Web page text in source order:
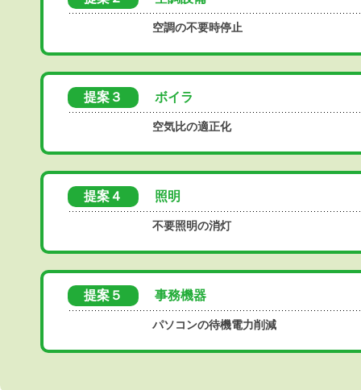
空調の不要時停止
提案３ ボイラ
空気比の適正化
提案４ 照明
不要照明の消灯
提案５ 事務機器
パソコンの待機電力削減